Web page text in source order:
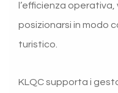
l’efficienza
posizionarsi in modo
turistico.
KLQC supporta i